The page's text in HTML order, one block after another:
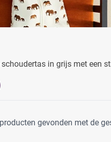
in grijs met een
gevonden met de